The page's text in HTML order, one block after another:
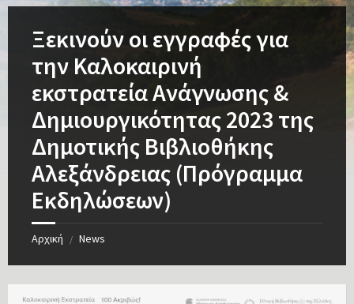
Ξεκινούν οι εγγραφές για
την Καλοκαιρινή
εκστρατεία Ανάγνωσης &
Δημιουργικότητας 2023 της
Δημοτικής Βιβλιοθήκης
Αλεξάνδρειας (Πρόγραμμα
Εκδηλώσεων)
Αρχική / News